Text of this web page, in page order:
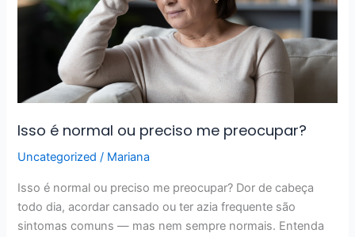
Isso é normal ou preciso me preocupar?
Uncategorized / Mariana
Isso é normal ou preciso me preocupar? Dor de cabeça
todo dia, acordar cansado ou ter azia frequente são
sintomas comuns — mas nem sempre normais. Entenda
preciso
preocupar?